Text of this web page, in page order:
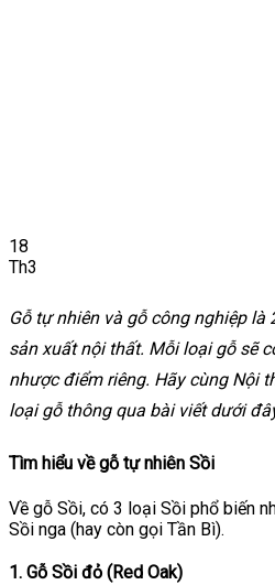
18
Th3
Gỗ tự nhiên và gỗ công nghiệp là
sản xuất nội thất. Mỗi loại gỗ sẽ
nhược điểm riêng. Hãy cùng Nội
loại gỗ thông qua bài viết dưới
Tìm hiểu về gỗ tự nhiên Sồi
Về gỗ Sồi, có 3 loại Sồi phổ biến
Sồi nga (hay còn gọi Tần Bì).
1. Gỗ Sồi đỏ (Red Oak)